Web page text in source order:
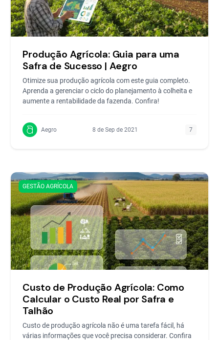
Produção Agrícola: Guia para uma
Safra de Sucesso | Aegro
Otimize sua produção agrícola com este guia completo.
Aprenda a gerenciar o ciclo do planejamento à colheita e
aumente a rentabilidade da fazenda. Confira!
Aegro 8 de Sep de 2021 7
GESTÃO AGRÍCOLA
Custo de Produção Agrícola: Como
Calcular o Custo Real por Safra e
Talhão
Custo de produção agrícola não é uma tarefa fácil, há
várias informações que você precisa considerar. Confira